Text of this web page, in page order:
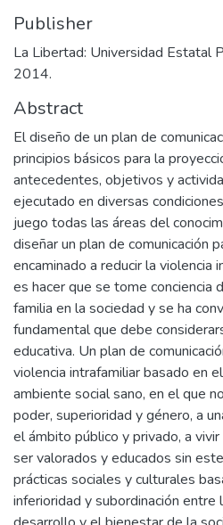
Publisher
La Libertad: Universidad Estatal
2014.
Abstract
El diseño de un plan de
principios básicos para la
antecedentes, objetivos y
ejecutado en diversas
juego todas las áreas del
diseñar un plan de comunicación
encaminado a reducir la violencia
es hacer que se tome conciencia
familia en la sociedad y se ha
fundamental que debe
educativa. Un plan de
violencia intrafamiliar basado en
ambiente social sano, en el que
poder, superioridad y género, a
el ámbito público y privado, a vivir
ser valorados y educados sin
prácticas sociales y culturales
inferioridad y subordinación